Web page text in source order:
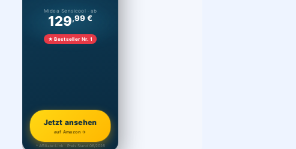
Midea Sensicool · ab
129,99 €
★ Bestseller Nr. 1
Jetzt ansehen
auf Amazon →
* Affiliate-Link · Preis Stand 06/2026